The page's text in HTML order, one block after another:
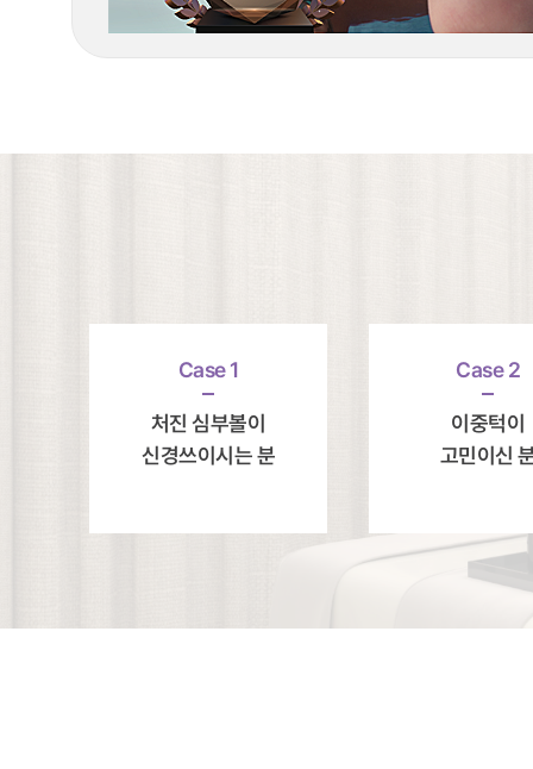
Case 1
처진 심부볼이
신경쓰이시는 분
Case 2
이중턱이
고민이신